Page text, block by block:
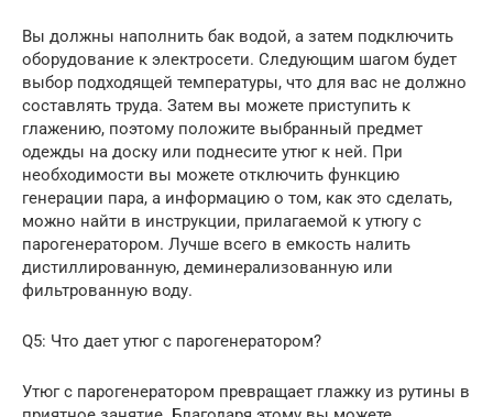
Вы должны наполнить бак водой, а затем подключить
оборудование к электросети. Следующим шагом будет
выбор подходящей температуры, что для вас не должно
составлять труда. Затем вы можете приступить к
глажению, поэтому положите выбранный предмет
одежды на доску или поднесите утюг к ней. При
необходимости вы можете отключить функцию
генерации пара, а информацию о том, как это сделать,
можно найти в инструкции, прилагаемой к утюгу с
парогенератором. Лучше всего в емкость налить
дистиллированную, деминерализованную или
фильтрованную воду.
Q5: Что дает утюг с парогенератором?
Утюг с парогенератором превращает глажку из рутины в